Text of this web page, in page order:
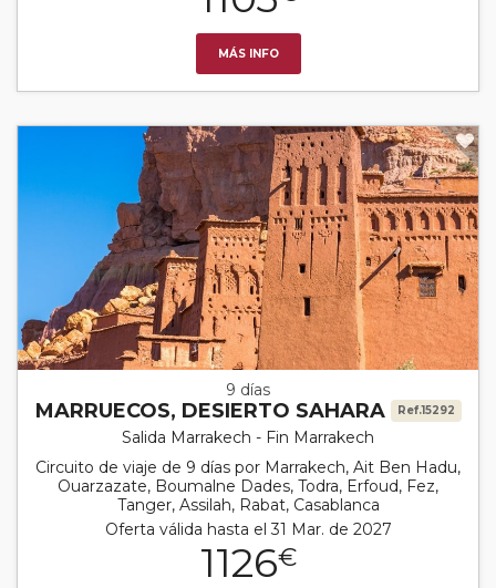
MÁS INFO
9 días
MARRUECOS, DESIERTO SAHARA Ref.15292
Salida Marrakech - Fin Marrakech
Circuito de viaje de 9 días por Marrakech, Ait Ben Hadu,
Ouarzazate, Boumalne Dades, Todra, Erfoud, Fez,
Tanger, Assilah, Rabat, Casablanca
Oferta válida hasta el 31 Mar. de 2027
1126€